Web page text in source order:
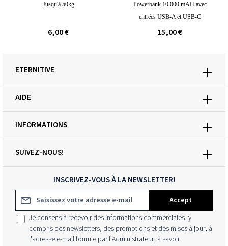
Jusqu'à 50kg
6,00 €
Powerbank 10 000 mAH avec
entrées USB-A et USB-C
15,00 €
INSCRIVEZ-VOUS À LA NEWSLETTER!
Adresse e-mail*
Accept
Je consens à recevoir des informations commerciales, y
compris des newsletters, des promotions et des mises à jour, à
l'adresse e-mail fournie par l'Administrateur, à savoir
SUIVEZ-NOUS!
ETERNITIVE
AIDE
INFORMATIONS